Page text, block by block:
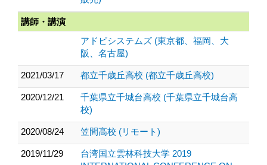
講師・講演
アドビシステムズ (東京都、福岡、大
阪、名古屋)
2021/03/17 都立千歳丘高校 (都立千歳丘高校)
2020/12/21
千葉県立千城台高校 (千葉県立千城台高
校)
2020/08/24 笠間高校 (リモート)
2019/11/29
台湾国立雲林科技大学 2019